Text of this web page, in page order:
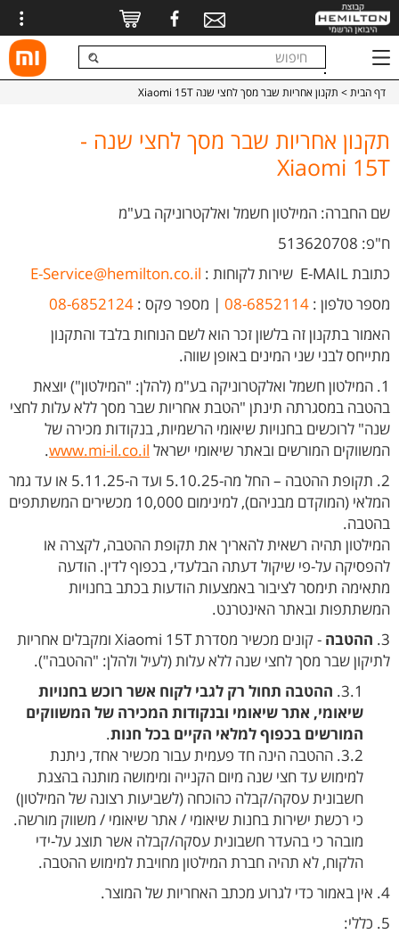
דף הבית> תקנון אחריות שבר מסך לחצי שנה Xiaomi 15T
תקנון אחריות שבר מסך לחצי שנה -
Xiaomi 15T
שם החברה: המילטון חשמל ואלקטרוניקה בע"מ
ח"פ: 513620708
כתובת E-MAIL
שירות לקוחות :
E-Service@hemilton.co.il
מספר טלפון : 08-6852114 | מספר פקס : 08-6852124
האמור בתקנון זה בלשון זכר הוא לשם הנוחות בלבד והתקנון
מתייחס לבני שני המינים באופן שווה.
1. המילטון חשמל ואלקטרוניקה בע"מ (להלן: "המילטון") יוצאת
בהטבה במסגרתה תינתן "הטבת אחריות שבר מסך ללא עלות לחצי
שנה" לרוכשים בחנויות שיאומי הרשמיות, בנקודות מכירה של
המשווקים המורשים ובאתר שיאומי ישראל www.mi-il.co.il
.
2. תקופת ההטבה – החל מה-5.10.25 ועד ה-5.11.25 או עד גמר
המלאי (המוקדם מבניהם), למינימום 10,000 מכשירים המשתתפים
בהטבה.
המילטון תהיה רשאית להאריך את תקופת ההטבה, לקצרה או
להפסיקה על-פי שיקול דעתה הבלעדי, בכפוף לדין. הודעה
מתאימה תימסר לציבור באמצעות הודעות בכתב בחנויות
המשתתפות ובאתר האינטרנט.
3. ההטבה
- קונים מכשיר מסדרת Xiaomi 15T ומקבלים אחריות
לתיקון שבר מסך לחצי שנה ללא עלות (לעיל ולהלן: "ההטבה").
3.1. ההטבה תחול רק לגבי לקוח אשר רוכש בחנויות
שיאומי, אתר שיאומי ובנקודות המכירה של המשווקים
המורשים בכפוף למלאי הקיים בכל חנות.
3.2. ההטבה הינה חד פעמית עבור מכשיר אחד, ניתנת
למימוש עד חצי שנה מיום הקנייה ומימושה מותנה בהצגת
חשבונית עסקה/קבלה כהוכחה (לשביעות רצונה של המילטון)
כי רכשת ישירות בחנות שיאומי / אתר שיאומי / משווק מורשה.
מובהר כי בהעדר חשבונית עסקה/קבלה אשר תוצג על-ידי
הלקוח, לא תהיה חברת המילטון מחויבת למימוש ההטבה.
4. אין באמור כדי לגרוע מכתב האחריות של המוצר.
5. כללי: